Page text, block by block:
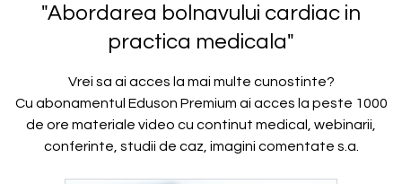
"Abordarea bolnavului cardiac in
practica medicala"
Vrei sa ai acces la mai multe cunostinte?
Cu abonamentul Eduson Premium ai acces la peste 1000
de ore materiale video cu continut medical, webinarii,
conferinte, studii de caz, imagini comentate s.a.